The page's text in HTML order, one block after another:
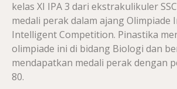
kelas XI IPA 3 dari ekstrakulikuler
medali perak dalam ajang Olimpiade
Intelligent Competition. Pinastika
olimpiade ini di bidang Biologi dan
mendapatkan medali perak dengan
80.